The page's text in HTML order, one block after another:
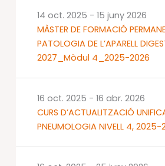
MÀSTER DE FORMACIÓ
PATOLOGIA DE L’APARELL
2027_Mòdul 4_2025-2026
14 oct. 2025 - 15 juny 2026
CURS D’ACTUALITZACIÓ
PNEUMOLOGIA NIVELL 4, 2025-
16 oct. 2025 - 16 abr. 2026